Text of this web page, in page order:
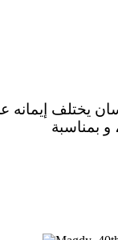
يختلف إيمانه
و بمناسبة